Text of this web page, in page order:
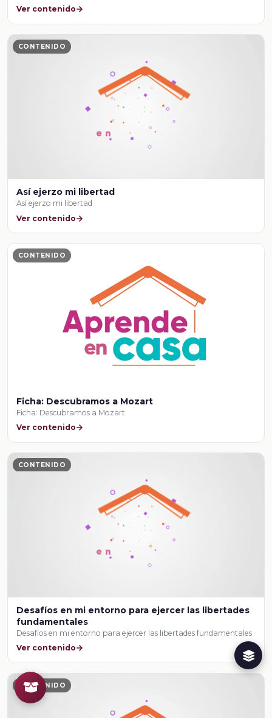
Ver contenido
CONTENIDO
Así ejerzo mi libertad
Así ejerzo mi libertad
Ver contenido
CONTENIDO
Ficha: Descubramos a Mozart
Ficha: Descubramos a Mozart
Ver contenido
CONTENIDO
Desafíos en mi entorno para ejercer las libertades
fundamentales
Desafíos en mi entorno para ejercer las libertades fundamentales
Ver contenido
CONTENIDO